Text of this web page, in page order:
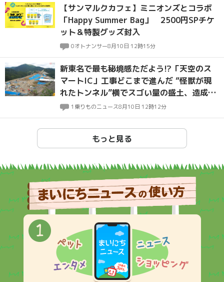
【サンマルクカフェ】ミニオンズとコラボ
「Happy Summer Bag」 2500円SPチケ
ット＆特製グッズ封入
0オトナンサー8月10日 12時15分
新東名で最も秘境感ただよう!?「天空のス
マートIC」工事どこまで進んだ “怪獣が現
れたトンネル”横でスゴい量の盛土、造成は
佳境へ
1 乗りものニュース8月10日 12時12分
もっと見る